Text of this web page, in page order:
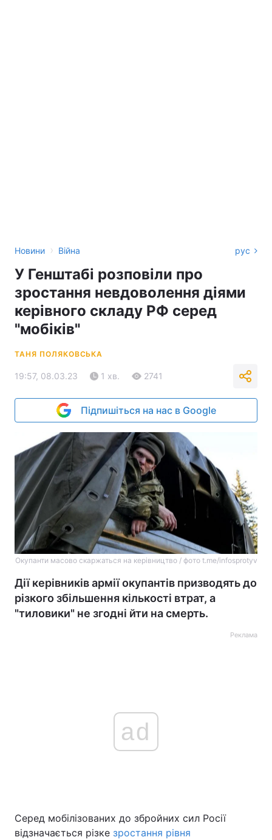
Новини › Війна рус
У Генштабі розповіли про
зростання невдоволення діями
керівного складу РФ серед
"мобіків"
ТАНЯ ПОЛЯКОВСЬКА
19:57, 08.03.23 1 хв. 2741
Підпишіться на нас в Google
Окупанти масово скаржаться на керівництво / фото t.me/infosprotyv
Дії керівників армії окупантів призводять до
різкого збільшення кількості втрат, а
"тиловики" не згодні йти на смерть.
Реклама
ad
Серед мобілізованих до збройних сил Росії
відзначається різке зростання рівня